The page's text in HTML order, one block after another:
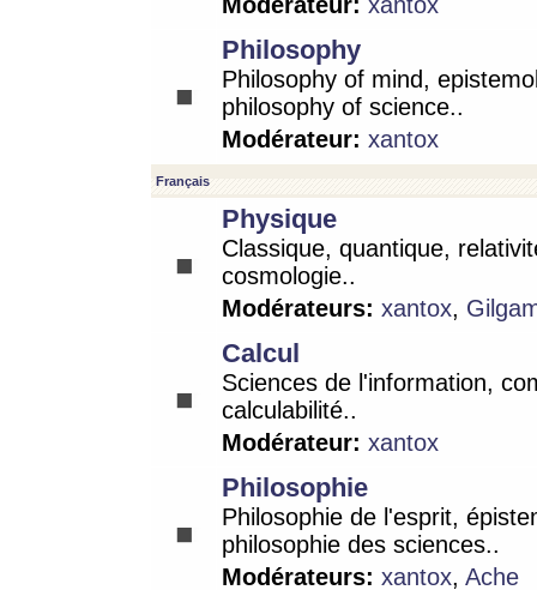
Philosophy
Philosophy of mind,
philosophy of science..
Modérateur: xantox
Français
Physique
Classique, quantique,
cosmologie..
Modérateurs: xantox,
Calcul
Sciences de l'information,
calculabilité..
Modérateur: xantox
Philosophie
Philosophie de l'esprit,
philosophie des sciences..
Modérateurs: xantox, Ache